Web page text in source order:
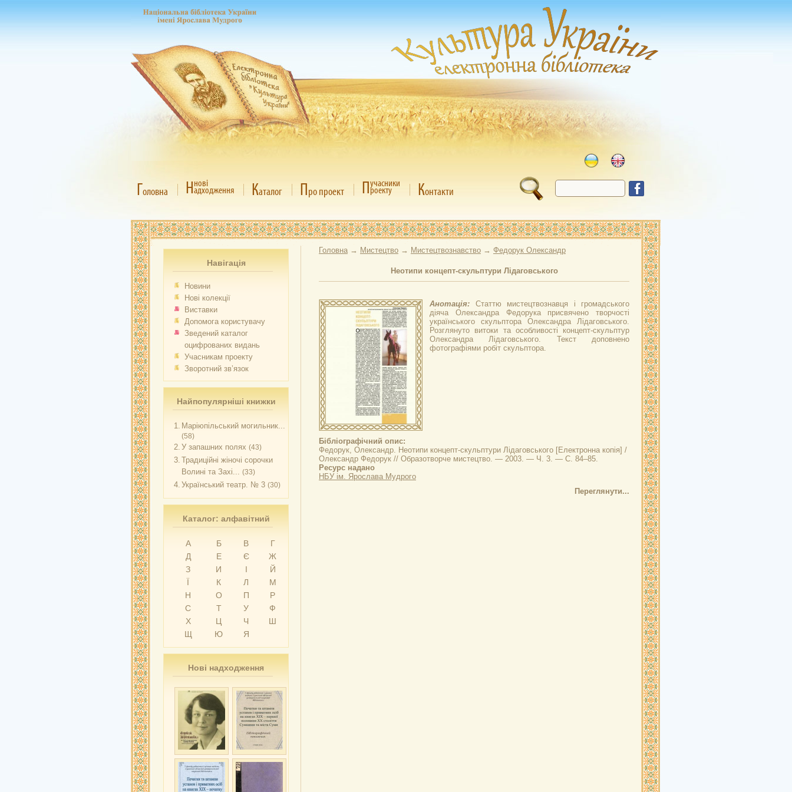
Головна Ннові
адходження Каталог Про проект Пучасники
роекту Контакти
Навігація
Новини
Нові колекції
Виставки
Допомога користувачу
Зведений каталог
оцифрованих видань
Учасникам проекту
Зворотний зв’язок
Найпопулярніші книжки
1. Маріюпільський могильник...
(58)
2. У запашних полях (43)
3. Традиційні жіночі сорочки
Волині та Захі... (33)
4. Український театр. № 3 (30)
Каталог: алфавітний
А Б В
Г
Д
Е Є
Ж
З
И І
Й
Ї
К Л
М
Н
О П
Р
С
Т У
Ф
Х
Ц Ч
Ш
Щ
Ю Я
Нові надходження
Головна → Мистецтво → Мистецтвознавство → Федорук Олександр
Неотипи концепт-скульптури Лідаговського
Анотація: Статтю мистецтвознавця і громадського
діяча Олександра Федорука присвячено творчості
українського скульптора Олександра Лідаговського.
Розглянуто витоки та особливості концепт-скульптур
Олександра Лідаговського. Текст доповнено
фотографіями робіт скульптора.
Бібліографічний опис:
Федорук, Олександр. Неотипи концепт-скульптури Лідаговського [Електронна копія] /
Олександр Федорук // Образотворче мистецтво. — 2003. — Ч. 3. — С. 84–85.
Ресурс надано
НБУ ім. Ярослава Мудрого
Переглянути...